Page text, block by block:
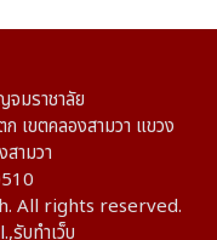
จมราชาลัย
เขตคลองสามวา แขวง
สามวา
All rights reserved.
,รับทำเว็บ